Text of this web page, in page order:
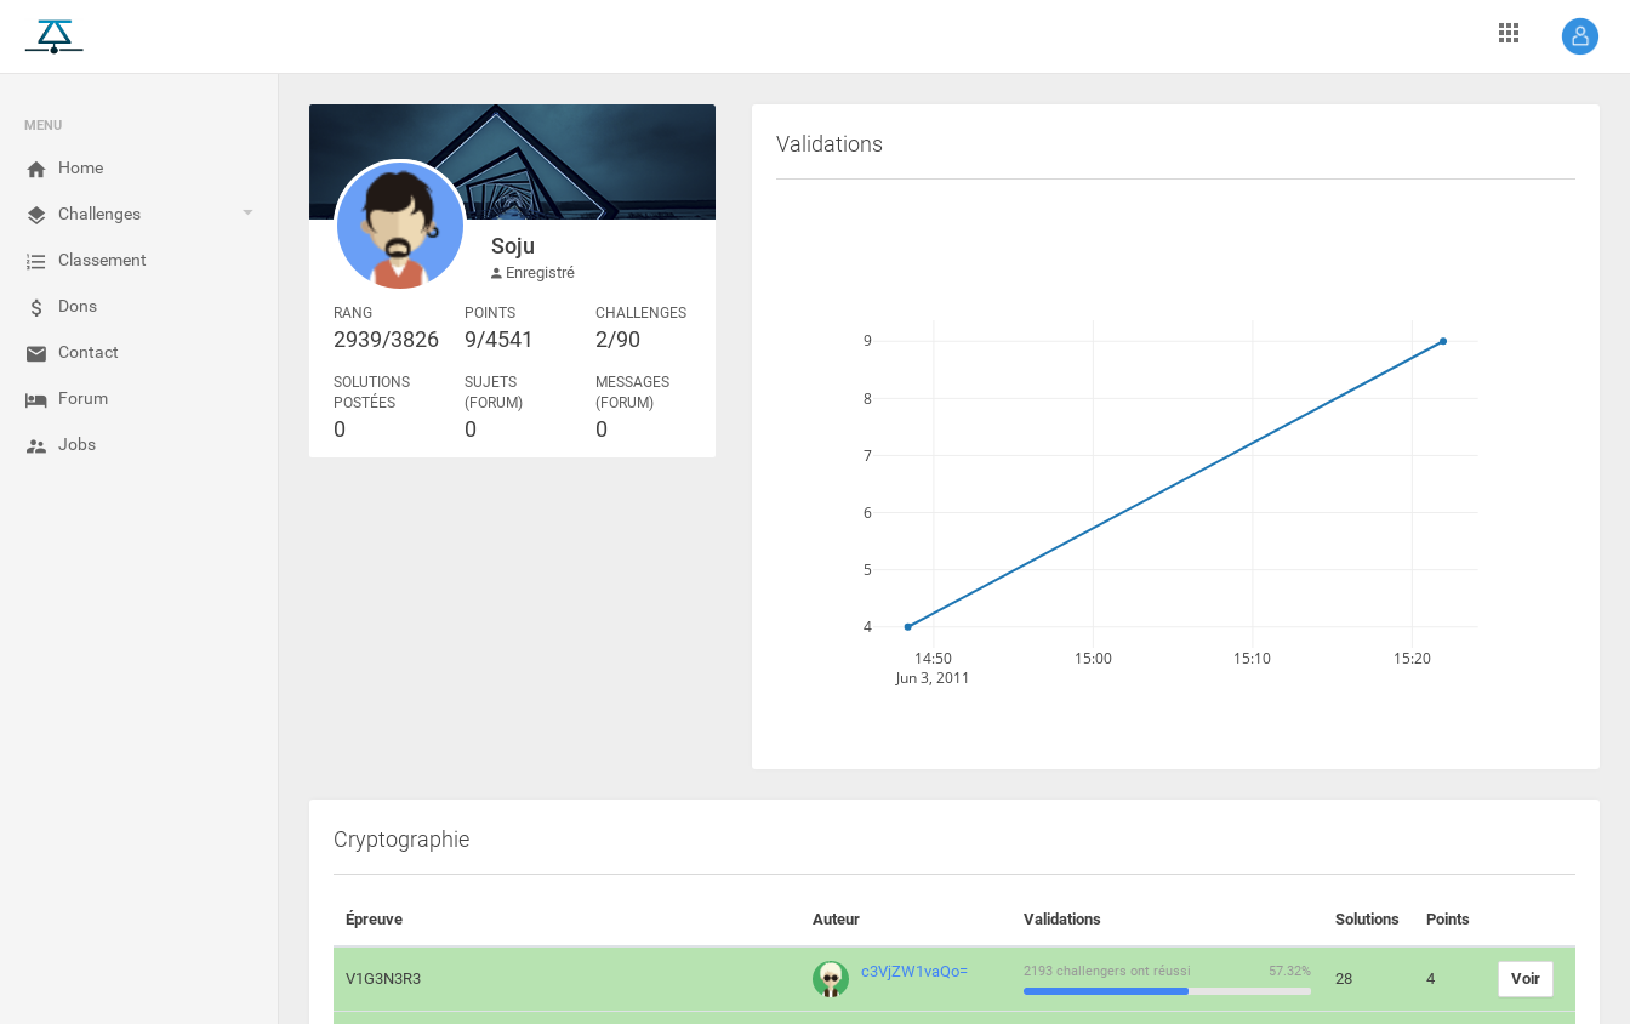
MENU
Home
Challenges
Classement
Dons
Contact
Forum
Jobs
Soju
Enregistré
RANG
2939/3826
POINTS
9/4541
CHALLENGES
2/90
SOLUTIONS
POSTÉES
0
SUJETS
(FORUM)
0
MESSAGES
(FORUM)
0
Validations
14:50
Jun 3, 2011
15:00 15:10 15:20
4
5
6
7
8
9
Cryptographie
Épreuve Auteur Validations Solutions Points
V1G3N3R3 c3VjZW1vaQo= 57.32%
2193 challengers ont réussi 28 4 Voir